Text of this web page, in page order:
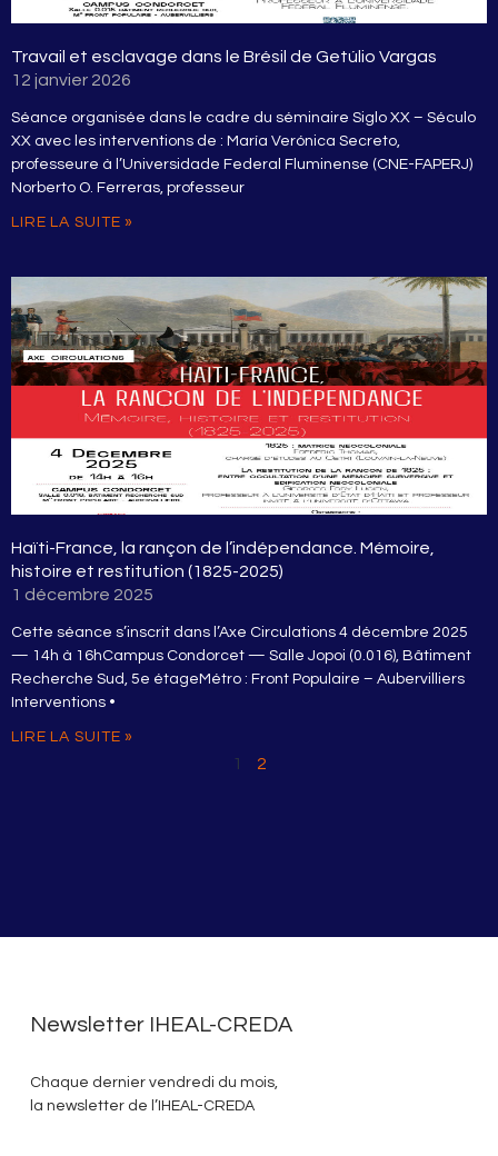
Travail et esclavage dans le Brésil de Getúlio Vargas
12 janvier 2026
Séance organisée dans le cadre du séminaire Siglo XX – Século
XX avec les interventions de : María Verónica Secreto,
professeure à l’Universidade Federal Fluminense (CNE-FAPERJ)
Norberto O. Ferreras, professeur
LIRE LA SUITE »
Haïti-France, la rançon de l’indépendance. Mémoire,
histoire et restitution (1825-2025)
1 décembre 2025
Cette séance s’inscrit dans l’Axe Circulations 4 décembre 2025
— 14h à 16hCampus Condorcet — Salle Jopoi (0.016), Bâtiment
Recherche Sud, 5e étageMétro : Front Populaire – Aubervilliers
Interventions •
LIRE LA SUITE »
1 2
Newsletter IHEAL-CREDA
Chaque dernier vendredi du mois,
la newsletter de l’IHEAL-CREDA